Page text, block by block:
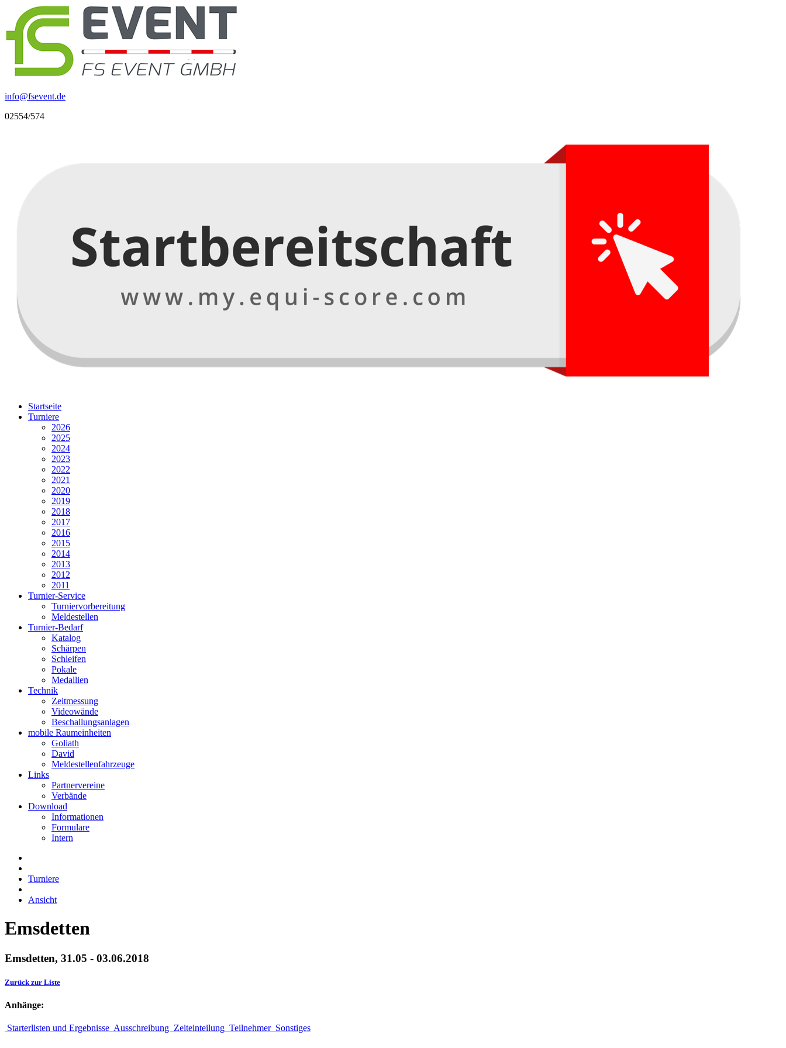
info@fsevent.de
02554/574
Startseite
Turniere
2026
2025
2024
2023
2022
2021
2020
2019
2018
2017
2016
2015
2014
2013
2012
2011
Turnier-Service
Turniervorbereitung
Meldestellen
Turnier-Bedarf
Katalog
Schärpen
Schleifen
Pokale
Medallien
Technik
Zeitmessung
Videowände
Beschallungsanlagen
mobile Raumeinheiten
Goliath
David
Meldestellenfahrzeuge
Links
Partnervereine
Verbände
Download
Informationen
Formulare
Intern
Turniere
Ansicht
Emsdetten
Emsdetten, 31.05 - 03.06.2018
Zurück zur Liste
Anhänge:
Starterlisten und Ergebnisse Ausschreibung Zeiteinteilung Teilnehmer Sonstiges